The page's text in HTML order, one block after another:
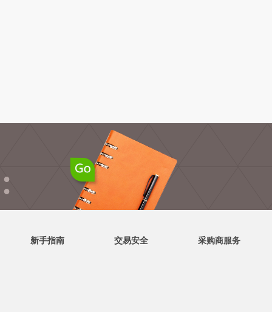
●
●
新手指南 交易安全 采购商服务